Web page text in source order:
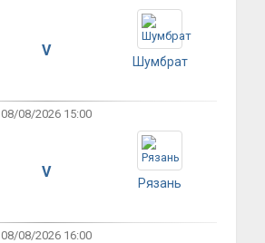
V
Шумбрат
08/08/2026 15:00
V
Рязань
08/08/2026 16:00